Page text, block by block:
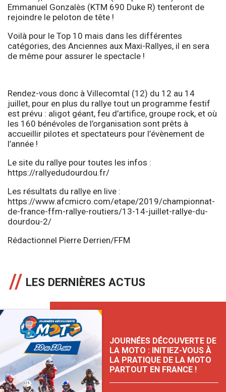
Emmanuel Gonzalès (KTM 690 Duke R) tenteront de
rejoindre le peloton de tête !
Voilà pour le Top 10 mais dans les différentes
catégories, des Anciennes aux Maxi-Rallyes, il en sera
de même pour assurer le spectacle !
Rendez-vous donc à Villecomtal (12) du 12 au 14
juillet, pour en plus du rallye tout un programme festif
est prévu : aligot géant, feu d’artifice, groupe rock, et où
les 160 bénévoles de l’organisation sont prêts à
accueillir pilotes et spectateurs pour l’évènement de
l’année !
Le site du rallye pour toutes les infos :
https://rallyedudourdou.fr/
Les résultats du rallye en live :
https://www.afcmicro.com/etape/2019/championnat-
de-france-ffm-rallye-routiers/13-14-juillet-rallye-du-
dourdou-2/
Rédactionnel Pierre Derrien/FFM
LES DERNIÈRES ACTUS
JOURNÉES DÉCOUVERTE DE
LA MOTO : INITIEZ-VOUS À
LA PRATIQUE DE LA MOTO
PARTOUT EN FRANCE !